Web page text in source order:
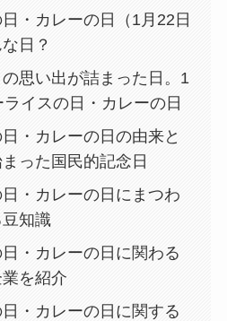
・カレーの日（1月22日
日？
の思い出が詰まった日。1
ライスの日・カレーの日
・カレーの日の由来と
った国民的記念日
・カレーの日にまつわ
知識
・カレーの日に関わる
を紹介
・カレーの日に関する